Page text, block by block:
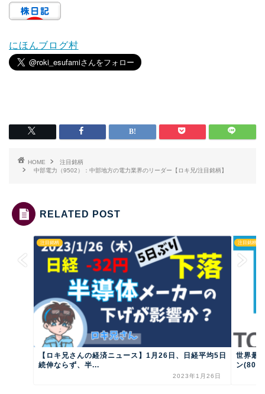
にほんブログ村
HOME
注目銘柄
中部電力（9502）：中部地方の電力業界のリーダー【ロキ兄/注目銘柄】
RELATED POST
注目銘柄
【ロキ兄さんの経済ニュース】1月26日、日経平均5日
続伸ならず、半...
2023年1月26日
注目銘柄
世界最
ン